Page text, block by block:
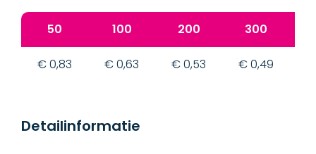
50 100 200 300
€ 0,83 € 0,63 € 0,53 € 0,49
Detailinformatie